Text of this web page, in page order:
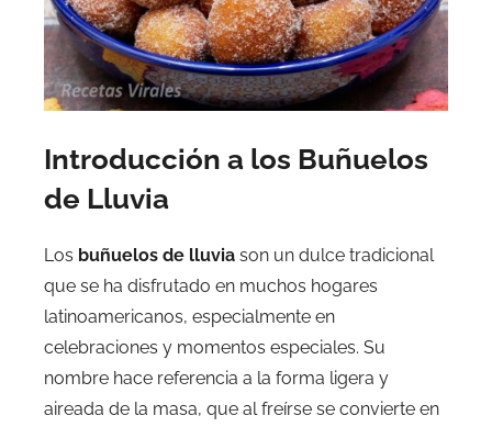
Introducción a los Buñuelos
de Lluvia
Los buñuelos de lluvia son un dulce tradicional
que se ha disfrutado en muchos hogares
latinoamericanos, especialmente en
celebraciones y momentos especiales. Su
nombre hace referencia a la forma ligera y
aireada de la masa, que al freírse se convierte en